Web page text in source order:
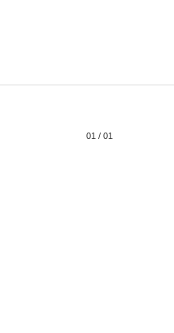
01 / 01